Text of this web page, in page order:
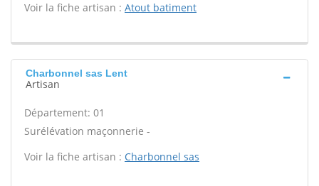
Voir la fiche artisan : Atout batiment
Charbonnel sas Lent
Artisan
Département: 01
Surélévation maçonnerie -
Voir la fiche artisan : Charbonnel sas